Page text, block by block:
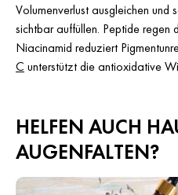
Volumenverlust ausgleichen und
sichtbar auffüllen. Peptide
Niacinamid reduziert
C unterstützt die antioxidative
HELFEN AUCH
AUGENFALTEN?